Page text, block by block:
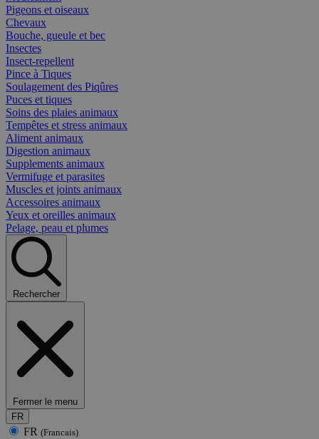
Pigeons et oiseaux
Chevaux
Bouche, gueule et bec
Insectes
Insect-repellent
Pince à Tiques
Soulagement des Piqûres
Puces et tiques
Soins des plaies animaux
Tempêtes et stress animaux
Aliment animaux
Digestion animaux
Supplements animaux
Vermifuge et parasites
Muscles et joints animaux
Accessoires animaux
Yeux et oreilles animaux
Pelage, peau et plumes
Rechercher
Fermer le menu
FR
FR (Francais)